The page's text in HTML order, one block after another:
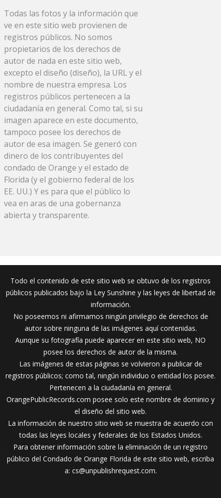
Todas las fotos y la información que
ve en este sitio web provienen de
registros públicos. No somos
propietarios de los derechos de
autor de nada en este sitio web,
excepto el diseño (diseño), la URL y el
nombre de nuestra empresa. Los
registros públicos pertenecen a la
ciudadanía en general. Como tal, si su
imagen aparece en este documento,
tampoco posee los derechos de
autor de esa imagen. Se generó con
dinero de los contribuyentes del
condado de Orange y el estado de
Florida (y el gobierno federal de los
EE. UU.) Y es para que el público lo
vea en aras de una gobernanza
abierta y transparente.
Todo el contenido de este sitio web se obtuvo de los registros
públicos publicados bajo la Ley Sunshine y las leyes de libertad de
información.
No poseemos ni afirmamos ningún privilegio de derechos de
autor sobre ninguna de las imágenes aquí contenidas.
Aunque su fotografía puede aparecer en este sitio web, NO
posee los derechos de autor de la misma.
Las imágenes de estas páginas se volvieron a publicar de
registros públicos; como tal, ningún individuo o entidad los posee.
Pertenecen a la ciudadanía en general.
OrangePublicRecords.com posee solo este nombre de dominio y
el diseño del sitio web.
La información de nuestro sitio web se muestra de acuerdo con
todas las leyes locales y federales de los Estados Unidos.
Para obtener información sobre la eliminación de un registro
público del Condado de Orange Florida de este sitio web, escriba
a: cs@unpublishrequest.com.